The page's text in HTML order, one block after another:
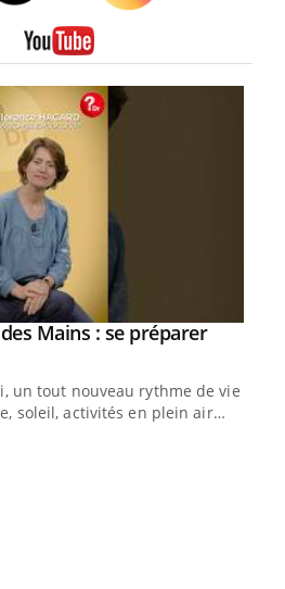
Mains : se préparer
un tout nouveau rythme de vie !
soleil, activités en plein air…